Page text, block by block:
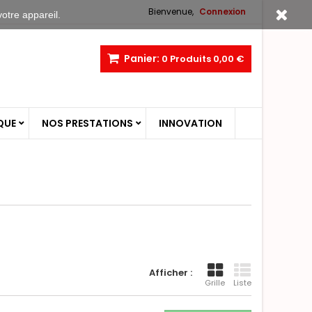
Bienvenue, Connexion
Panier: 0 Produits 0,00 €
NOS PRESTATIONS INNOVATION
Afficher :
Grille Liste
appareil.